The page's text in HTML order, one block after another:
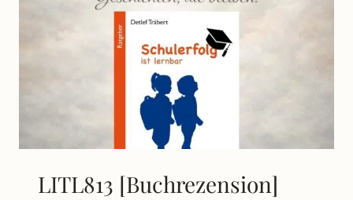
LITL813 [Buchrezension]